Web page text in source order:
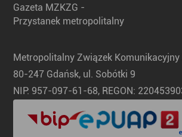
Gazeta MZKZG -
Przystanek metropolitalny
Metropolitalny Związek Komunikacyjny
80-247 Gdańsk, ul. Sobótki 9
NIP: 957-097-61-68, REGON: